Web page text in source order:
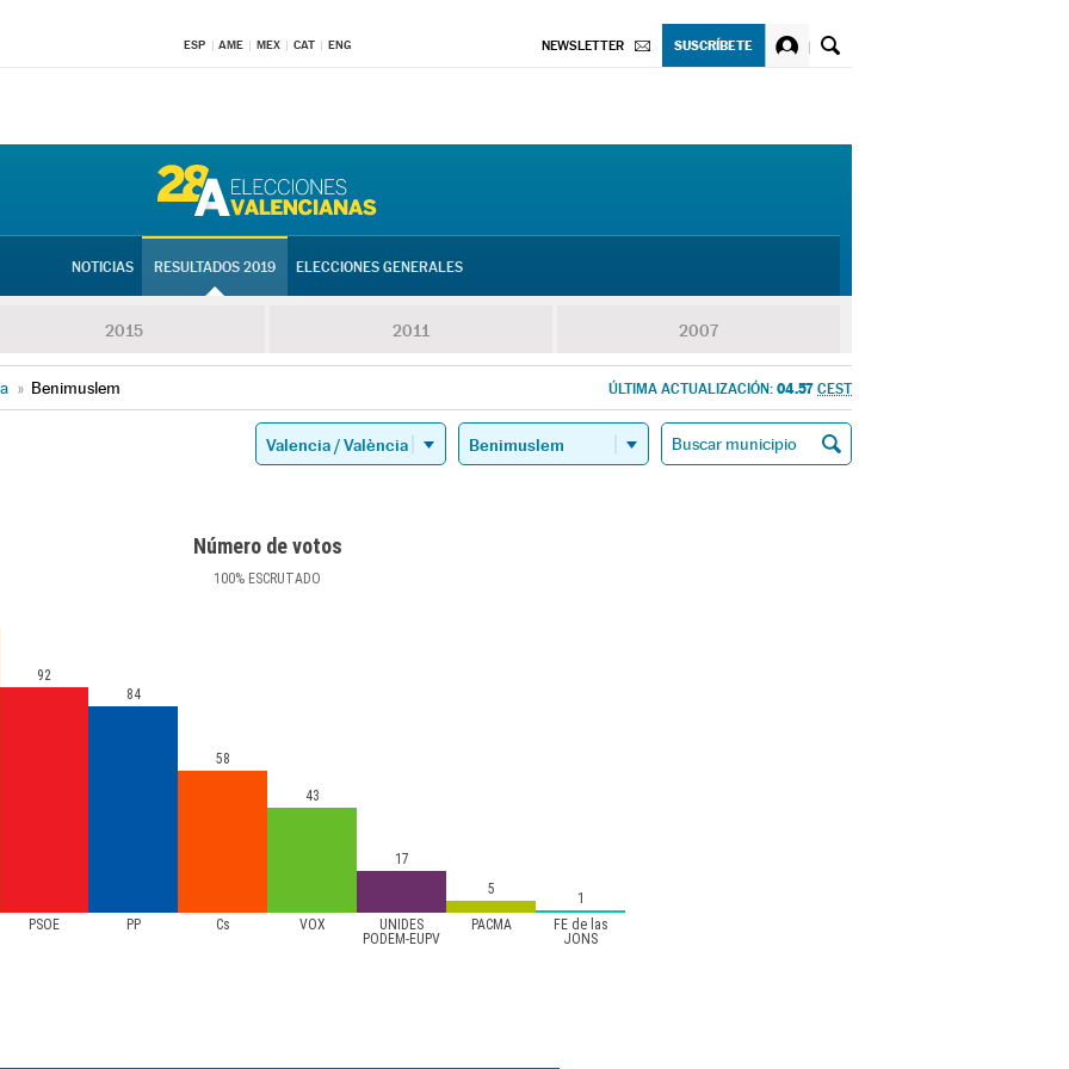
ESP AME MEX CAT ENG NEWSLETTER SUSCRÍBETE
NOTICIAS RESULTADOS 2019 ELECCIONES GENERALES
2015 2011 2007
» Benimuslem ÚLTIMA ACTUALIZACIÓN: 04.57 CEST
Número de votos
100% ESCRUTADO
PSOE PP Cs VOX
UNIDES
PODEM-EUPV
PACMA
FE de las
JONS
92
84
58
43
17
5
1